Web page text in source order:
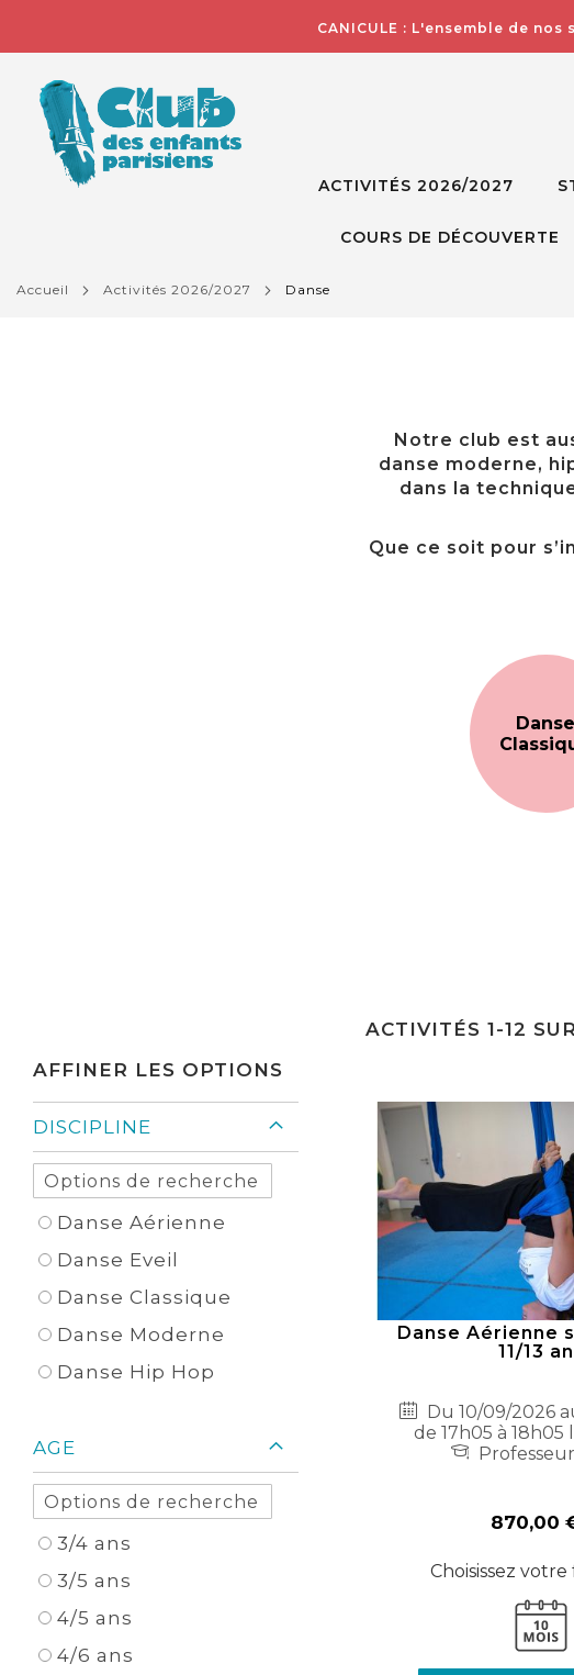
CANICULE : L'ensemble de
ACTIVITÉS 2026/2027
COURS DE DÉCOUVERTE
accueil activités 2026/2027 danse
Notre club est
danse moderne,
dans la
Que ce soit pour
Danse
ACTIVITÉS1-12
Danse Aérienne
11/13
Du 10/09/2026
de 17h05 à 18h05
870,00
Choisissez
AFFINER LES OPTIONS
DISCIPLINE
Danse Aérienne
Danse Eveil
Danse Classique
Danse Moderne
Danse Hip Hop
AGE
3/4 ans
3/5 ans
4/5 ans
4/6 ans